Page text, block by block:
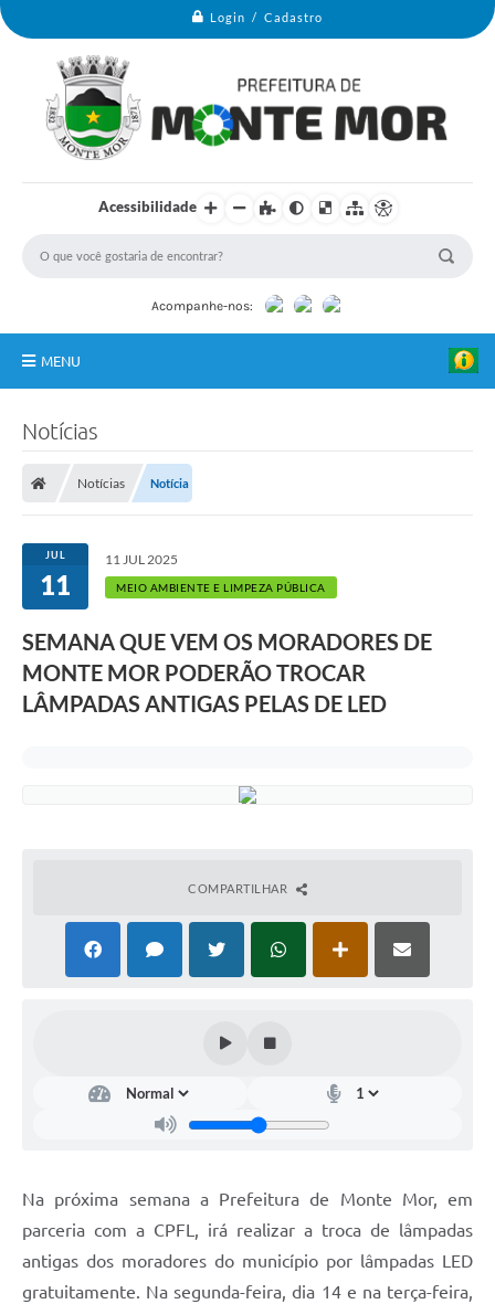
Login / Cadastro
Acessibilidade
Acompanhe-nos:
MENU
Portal do Cidadão
Links Úteis
A Prefeitura
Ouvidoria
Carta de Serviços
SIC
Notícias
Notícias Notícia
JUL
11
11 JUL 2025
MEIO AMBIENTE E LIMPEZA PÚBLICA
SEMANA QUE VEM OS MORADORES DE
MONTE MOR PODERÃO TROCAR
LÂMPADAS ANTIGAS PELAS DE LED
COMPARTILHAR
Na próxima semana a Prefeitura de Monte Mor, em
parceria com a CPFL, irá realizar a troca de lâmpadas
antigas dos moradores do município por lâmpadas LED
gratuitamente. Na segunda-feira, dia 14 e na terça-feira,